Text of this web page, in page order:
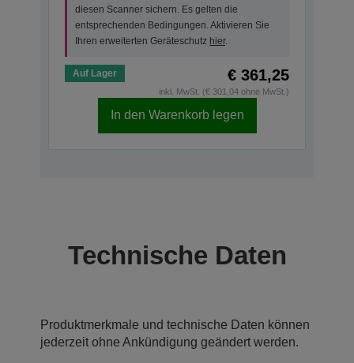
diesen Scanner sichern. Es gelten die
entsprechenden Bedingungen. Aktivieren Sie
Ihren erweiterten Geräteschutz hier.
Auf Lager € 361,25
inkl. MwSt. (€ 301,04 ohne MwSt.)
In den Warenkorb legen
Technische Daten
Produktmerkmale und technische Daten können
jederzeit ohne Ankündigung geändert werden.